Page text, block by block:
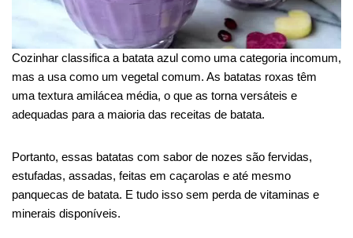
Cozinhar classifica a batata azul como uma categoria incomum,
mas a usa como um vegetal comum. As batatas roxas têm
uma textura amilácea média, o que as torna versáteis e
adequadas para a maioria das receitas de batata.
Portanto, essas batatas com sabor de nozes são fervidas,
estufadas, assadas, feitas em caçarolas e até mesmo
panquecas de batata. E tudo isso sem perda de vitaminas e
minerais disponíveis.